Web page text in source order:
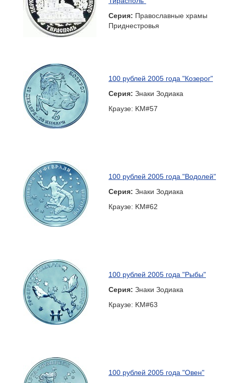
Серия: Православные храмы
Приднестровья
100 рублей 2005 года "Козерог"
Серия: Знаки Зодиака
Краузе: KM#57
100 рублей 2005 года "Водолей"
Серия: Знаки Зодиака
Краузе: KM#62
100 рублей 2005 года "Рыбы"
Серия: Знаки Зодиака
Краузе: KM#63
100 рублей 2005 года "Овен"